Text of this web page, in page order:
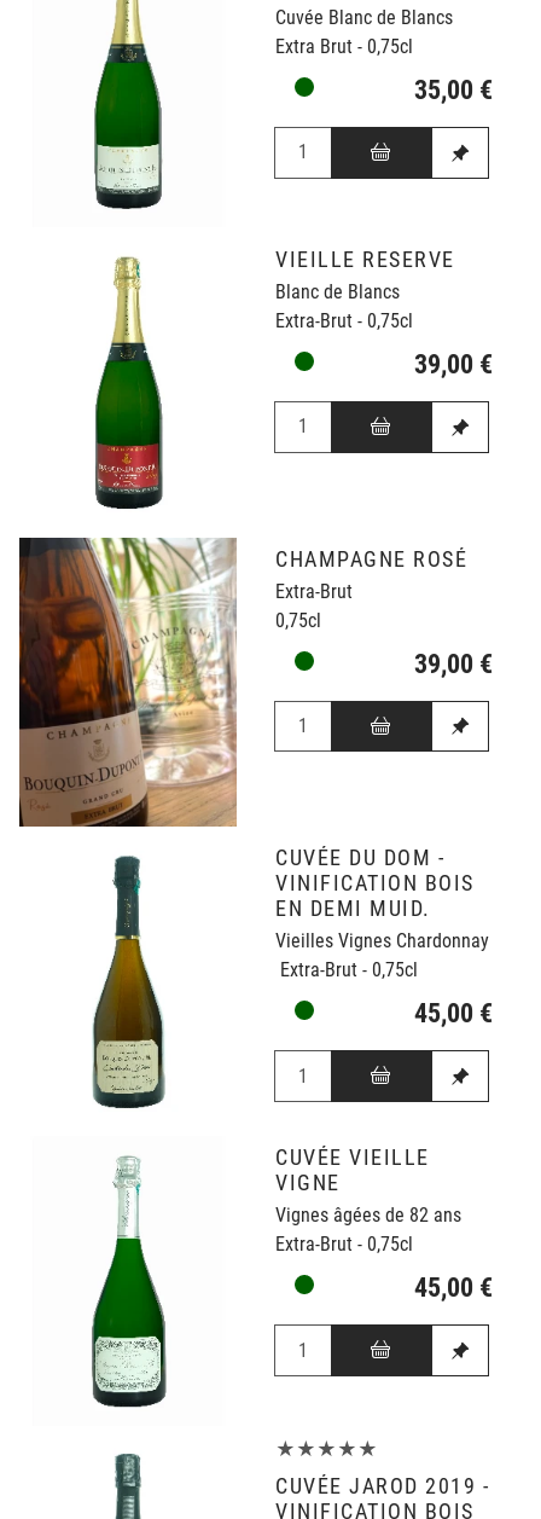
Cuvée Blanc de Blancs
Extra Brut - 0,75cl
35,00 €
VIEILLE RESERVE
Blanc de Blancs
Extra-Brut - 0,75cl
39,00 €
CHAMPAGNE ROSÉ
Extra-Brut
0,75cl
39,00 €
CUVÉE DU DOM -
VINIFICATION BOIS
EN DEMI MUID.
Vieilles Vignes Chardonnay
Extra-Brut - 0,75cl
45,00 €
CUVÉE VIEILLE
VIGNE
Vignes âgées de 82 ans
Extra-Brut - 0,75cl
45,00 €
★★★★★
CUVÉE JAROD 2019 -
VINIFICATION BOIS